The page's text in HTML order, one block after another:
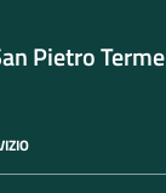
Pietro Terme